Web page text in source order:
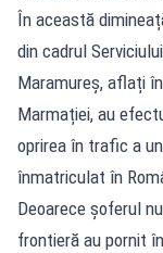
În această
din cadrul
Maramureș, aflați
Marmației, au
oprirea în trafic a
înmatriculat în
Deoarece șoferul
frontieră au pornit